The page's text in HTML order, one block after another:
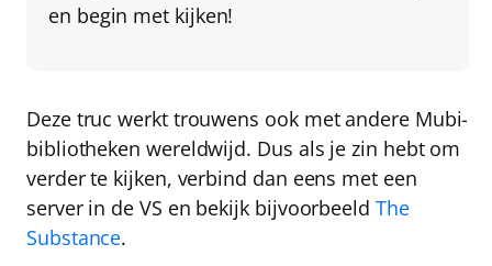
en begin met kijken!
Deze truc werkt trouwens ook met andere Mubi-
bibliotheken wereldwijd. Dus als je zin hebt om
verder te kijken, verbind dan eens met een
server in de VS en bekijk bijvoorbeeld The
Substance.